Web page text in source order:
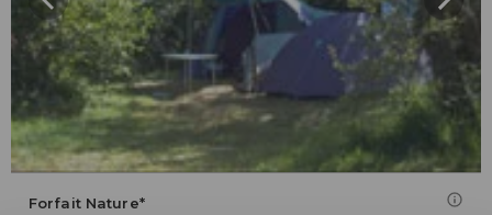
Forfait Nature*